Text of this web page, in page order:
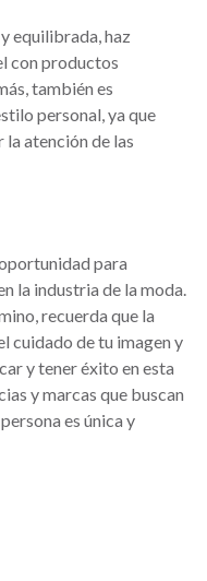
equilibrada, haz
con productos
también es
personal, ya que
la atención de las
para
la industria de la moda.
recuerda que la
cuidado de tu imagen y
y tener éxito en esta
y marcas que buscan
es única y